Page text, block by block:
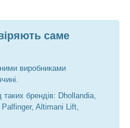
саме
виробниками
таких брендів: Dhollandia,
Altimani Lift,